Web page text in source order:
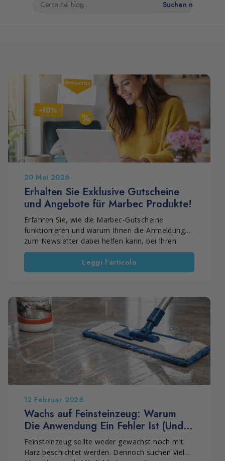
20 Mai 2026
Erhalten Sie Exklusive Gutscheine
und Angebote für Marbec Produkte!
Erfahren Sie, wie die Marbec-Gutscheine
funktionieren und warum Ihnen die Anmeldung
zum Newsletter dabei helfen kann, bei Ihren
Einkäufen zu sparen. In diesem Artikel erfahren
Sie, wie Sie den 10-%-Willkommensgutschein
erhalten, auf exklusive Angebote für Abonnenten
Leggi l'articolo
12 Februar 2026
Wachs auf Feinsteinzeug: Warum
Die Anwendung Ein Fehler Ist (Und
Was Sie Stattdessen Tun Sollten)
Feinsteinzeug sollte weder gewachst noch mit
Harz beschichtet werden. Dennoch suchen viele